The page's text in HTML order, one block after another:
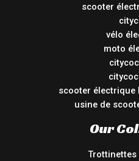
scooter
vélo
moto
scooter électrique
usine de
Our
Trottinettes